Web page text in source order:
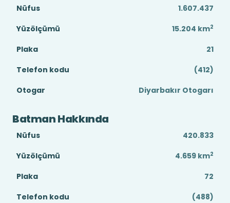
Nüfus
1.607.437
Yüzölçümü
15.204 km2
Plaka
21
Telefon kodu
(412)
Otogar
Diyarbakır Otogarı
Batman Hakkında
Nüfus
420.833
Yüzölçümü
4.659 km2
Plaka
72
Telefon kodu
(488)